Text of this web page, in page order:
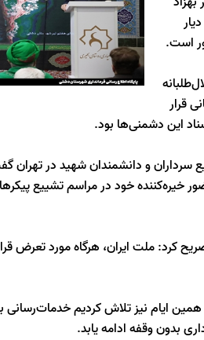
است.
قرار
این دشمنی‌ها بود.
سرداران و دانشمندان شهید در
خیره‌کننده خود در مراسم تشییع
کرد: ملت ایران، هرگاه مورد تعرض
همین ایام نیز تلاش کردیم
بدون وقفه ادامه یابد.